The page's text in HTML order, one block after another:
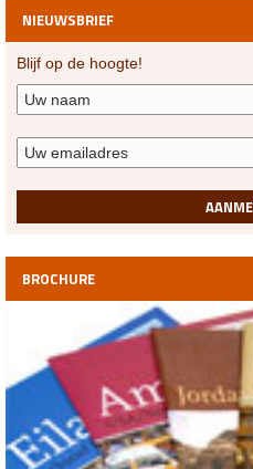
NIEUWSBRIEF
Blijf op de hoogte!
BROCHURE